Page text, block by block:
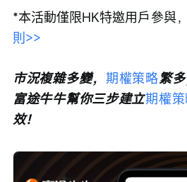
*本活動僅限HK特邀用戶參與
則>>
市況複雜多變， 期權策略繁
富途牛牛幫你三步建立期權
效！